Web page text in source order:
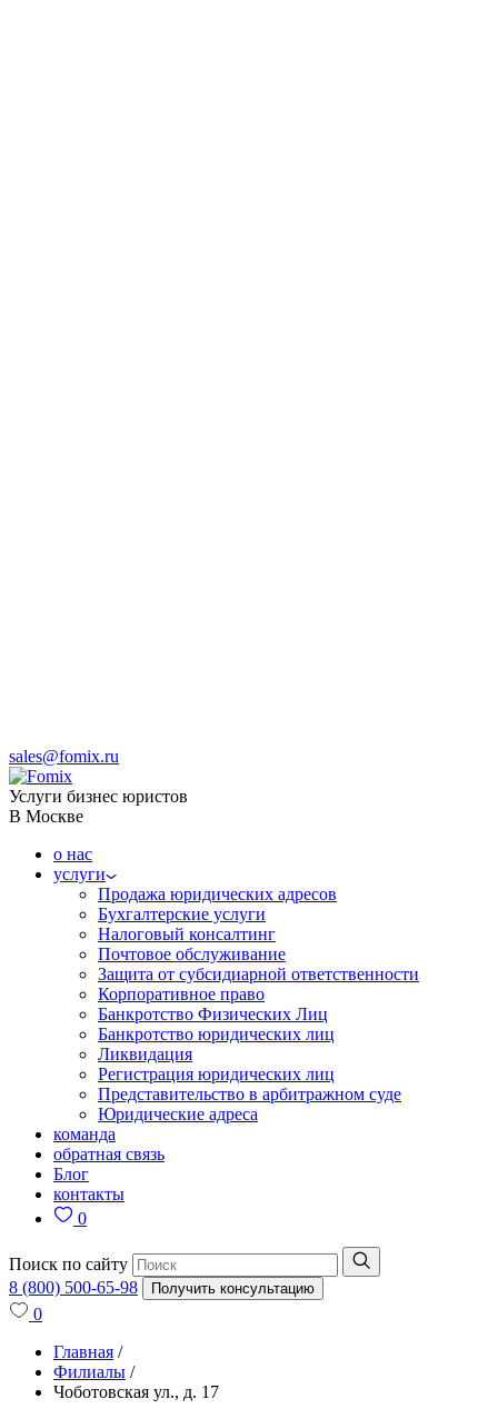
sales@fomix.ru
Услуги бизнес юристов
В Москве
о нас
услуги
Продажа юридических адресов
Бухгалтерские услуги
Налоговый консалтинг
Почтовое обслуживание
Защита от субсидиарной ответственности
Корпоративное право
Банкротство Физических Лиц
Банкротство юридических лиц
Ликвидация
Регистрация юридических лиц
Представительство в арбитражном суде
Юридические адреса
команда
обратная связь
Блог
контакты
0
Поиск по сайту
8 (800) 500-65-98
Получить консультацию
0
Главная /
Филиалы /
Чоботовская ул., д. 17